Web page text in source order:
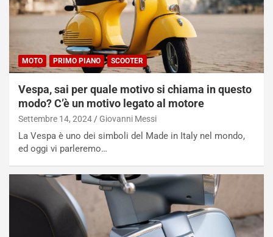
MOTO PRIMO PIANO SCOOTER
Vespa, sai per quale motivo si chiama in questo
modo? C’è un motivo legato al motore
Settembre 14, 2024 Giovanni Messi
La Vespa è uno dei simboli del Made in Italy nel mondo,
ed oggi vi parleremo…